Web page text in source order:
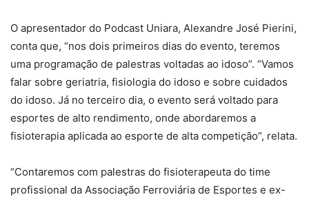
O apresentador do Podcast Uniara, Alexandre José Pierini,
conta que, “nos dois primeiros dias do evento, teremos
uma programação de palestras voltadas ao idoso”. “Vamos
falar sobre geriatria, fisiologia do idoso e sobre cuidados
do idoso. Já no terceiro dia, o evento será voltado para
esportes de alto rendimento, onde abordaremos a
fisioterapia aplicada ao esporte de alta competição”, relata.
“Contaremos com palestras do fisioterapeuta do time
profissional da Associação Ferroviária de Esportes e ex-